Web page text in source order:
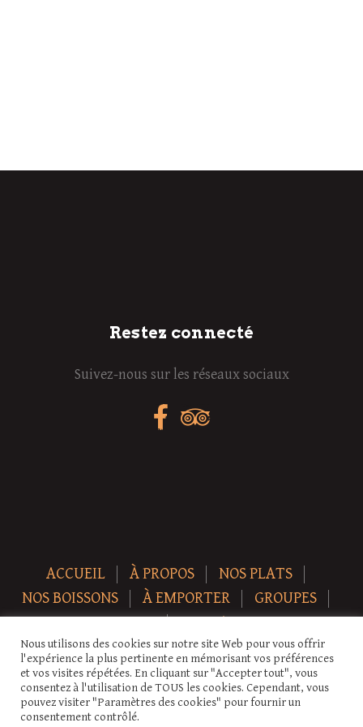
Restez connecté
Suivez-nous sur les réseaux sociaux
ACCUEIL À PROPOS
NOS PLATS
NOS BOISSONS
À EMPORTER
GROUPES
NEWS
CONTACT
Copyright © 2026 Auberge-ecurie. Tous droits réservés.
Nous utilisons des cookies sur notre site Web pour vous offrir
l'expérience la plus pertinente en mémorisant vos préférences
et vos visites répétées. En cliquant sur "Accepter tout", vous
consentez à l'utilisation de TOUS les cookies. Cependant, vous
pouvez visiter "Paramètres des cookies" pour fournir un
consentement contrôlé.